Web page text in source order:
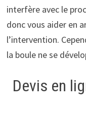
interfère avec le
donc vous aider en
l’intervention.
la boule ne se
Devis en